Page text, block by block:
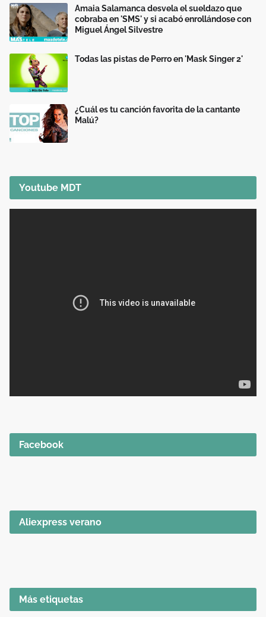
Amaia Salamanca desvela el sueldazo que
cobraba en 'SMS' y si acabó enrollándose con
Miguel Ángel Silvestre
Todas las pistas de Perro en 'Mask Singer 2'
¿Cuál es tu canción favorita de la cantante
Malú?
Youtube MDT
Facebook
Aliexpress verano
Más etiquetas